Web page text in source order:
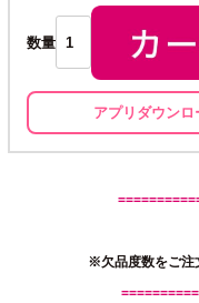
数量
アプリダウン
※欠品度数をご注